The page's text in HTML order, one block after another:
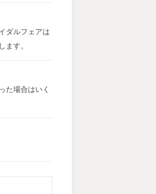
ダルフェアは
す。
た場合はいく